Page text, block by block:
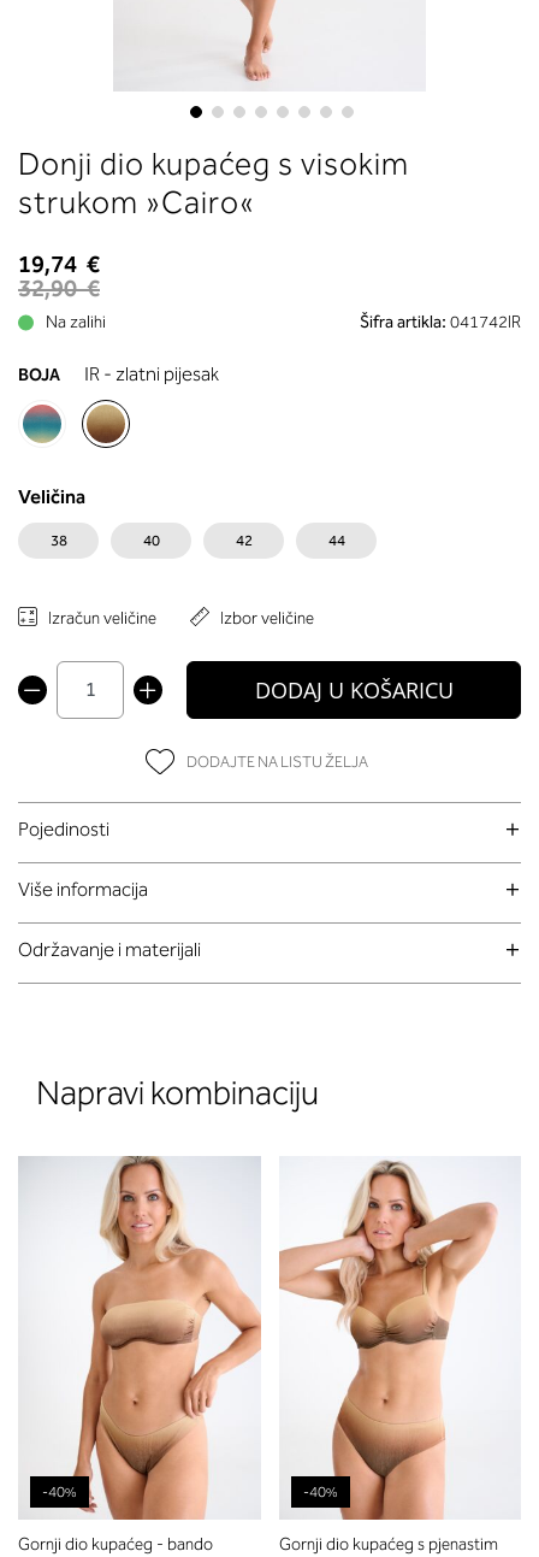
to
the
beginning
the
images
gallery
Donji dio kupaćeg s visokim
strukom »Cairo«
19,74 €
32,90 €
Na zalihi Šifra artikla: 041742IR
BOJA IR - zlatni pijesak
Veličina
38 40 42 44
Izračun veličine Izbor veličine
DODAJ U KOŠARICU
DODAJTE NA LISTU ŽELJA
Pojedinosti
Više informacija
Održavanje i materijali
Napravi kombinaciju
-40%
Gornji dio kupaćeg - bando
-40%
Gornji dio kupaćeg s pjenastim
boste prebrali, katera globina
ustreza vaši meri (A, B …) – iščite v
stolpcu, ki ste ga določili s
obsegom.